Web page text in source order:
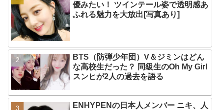
優みたい！ ツインテール姿で透明感あ
ふれる魅力を大放出[写真あり]
BTS（防弾少年団）V＆ジミンはどん
な高校生だった？ 同級生のOh My Girl
スンヒが2人の過去を語る
ENHYPENの日本人メンバー ニキ、人